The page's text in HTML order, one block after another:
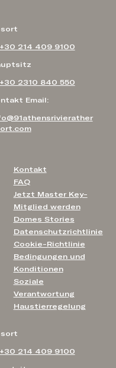
Kontakt
FAQ
Jetzt Master Key-
Mitglied werden
Domes Stories
Datenschutzrichtlinie
Cookie-Richtlinie
Bedingungen und
Konditionen
Soziale
Verantwortung
Haustierregelung
+30 214 409 9100
+30 214 409 9100
+30 2310 840 550
Email: